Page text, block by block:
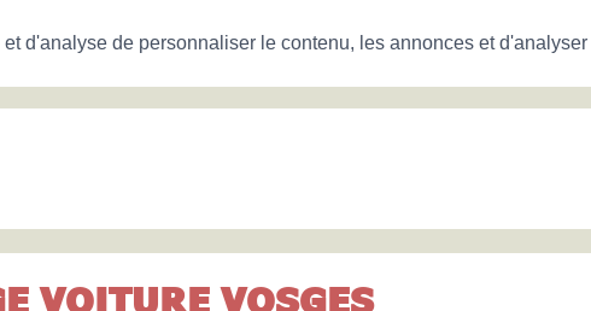
d'analyse de personnaliser le contenu, les annonces et
VOITURE VOSGES